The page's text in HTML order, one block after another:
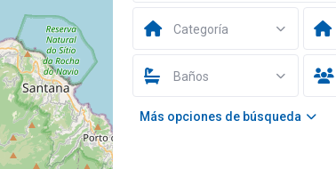
Categoría
Baños
Más opciones de búsqueda